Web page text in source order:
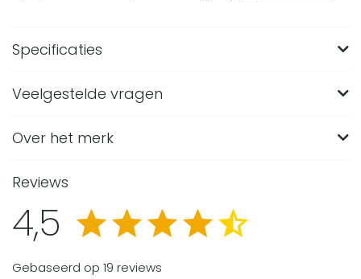
Specificaties
Merk
Hoogte (in CM)
Materiaal Hout
Veelgestelde vragen
Voor welke laptopformaten is de QUVIO laptop
De QUVIO laptop standaard is geschikt voor laptops van 11
tot 15,6 inch. Ook tablets passen op deze houten
standaard, waardoor hij bruikbaar is voor verschillende
laptopstandaard?
De laptopstandaard is 24,5 cm diep, 13 cm hoog en 23 cm
breed. Door dit formaat is de standaard geschikt voor
gemaakt?
Over het merk
Reviews
4,5
Gebaseerd op 19 reviews